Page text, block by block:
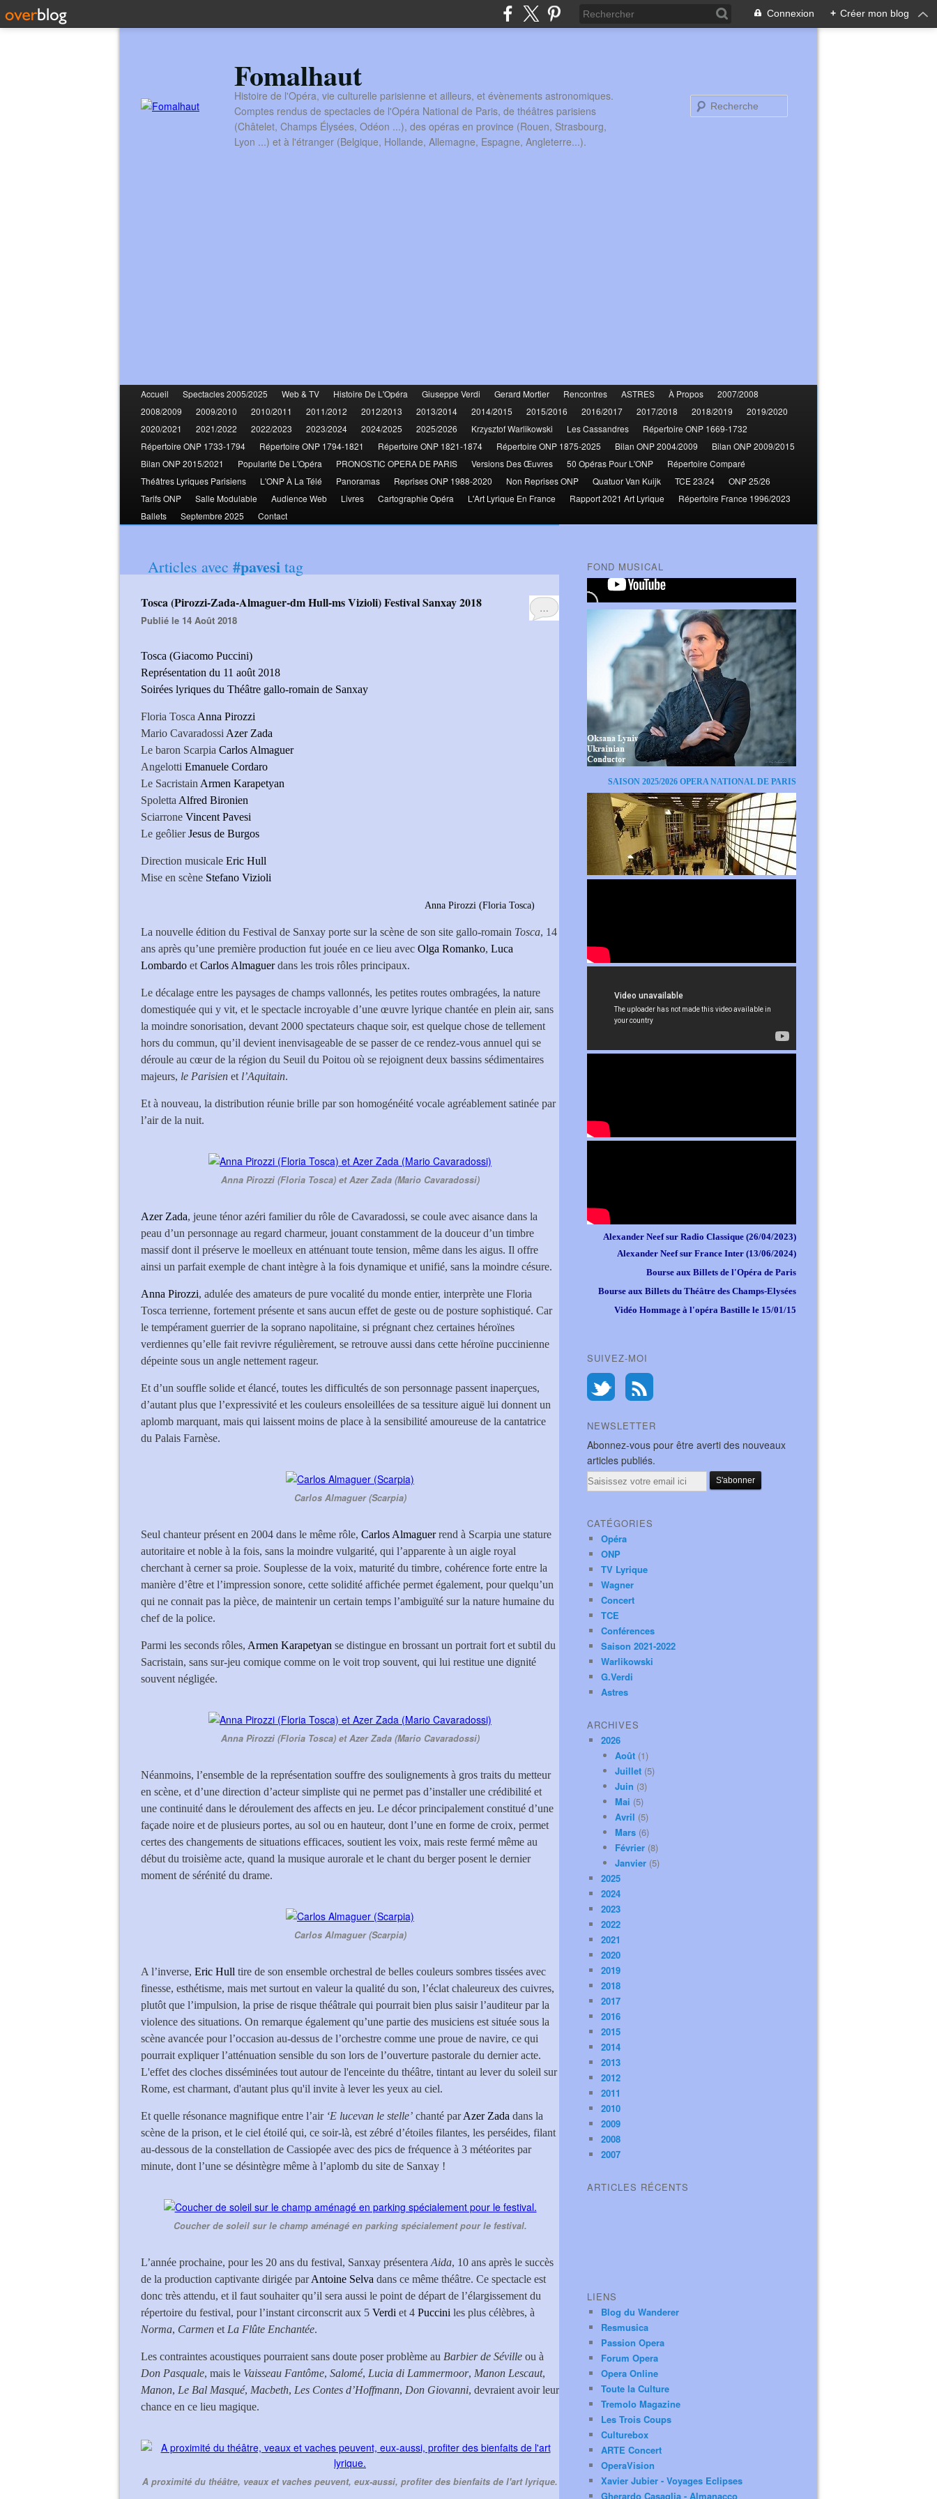
Connexion + Créer mon blog
Fomalhaut
Histoire de l'Opéra, vie culturelle parisienne et ailleurs, et évènements astronomiques.
Comptes rendus de spectacles de l'Opéra National de Paris, de théâtres parisiens
(Châtelet, Champs Élysées, Odéon ...), des opéras en province (Rouen, Strasbourg,
Lyon ...) et à l'étranger (Belgique, Hollande, Allemagne, Espagne, Angleterre...).
Accueil Spectacles 2005/2025 Web & TV Histoire De L'Opéra Giuseppe Verdi Gerard Mortier Rencontres ASTRES À Propos
2007/2008
2008/2009
2009/2010 2010/2011 2011/2012 2012/2013 2013/2014 2014/2015 2015/2016 2016/2017 2017/2018 2018/2019
2019/2020
2020/2021
2021/2022 2022/2023 2023/2024 2024/2025 2025/2026 Krzysztof Warlikowski Les Cassandres
Répertoire ONP 1669-1732
Répertoire ONP 1733-1794
Répertoire ONP 1794-1821 Répertoire ONP 1821-1874 Répertoire ONP 1875-2025 Bilan ONP 2004/2009
Bilan ONP 2009/2015
Bilan ONP 2015/2021
Popularité De L'Opéra PRONOSTIC OPERA DE PARIS Versions Des Œuvres 50 Opéras Pour L'ONP
Répertoire Comparé
Théâtres Lyriques Parisiens
L'ONP À La Télé Panoramas Reprises ONP 1988-2020 Non Reprises ONP Quatuor Van Kuijk TCE 23/24
ONP 25/26
Tarifs ONP
Salle Modulable Audience Web Livres Cartographie Opéra L'Art Lyrique En France Rapport 2021 Art Lyrique
Répertoire France 1996/2023
Ballets
Septembre 2025 Contact
Articles avec #pavesi tag
…
Tosca (Pirozzi-Zada-Almaguer-dm Hull-ms Vizioli) Festival Sanxay 2018
Publié le 14 Août 2018
Tosca (Giacomo Puccini)
Représentation du 11 août 2018
Soirées lyriques du Théâtre gallo-romain de Sanxay
Floria Tosca Anna Pirozzi
Mario Cavaradossi Azer Zada
Le baron Scarpia Carlos Almaguer
Angelotti Emanuele Cordaro
Le Sacristain Armen Karapetyan
Spoletta Alfred Bironien
Sciarrone Vincent Pavesi
Le geôlierJesus de Burgos
Direction musicale Eric Hull
Mise en scène Stefano Vizioli
Anna Pirozzi (Floria Tosca)
La nouvelle édition du Festival de Sanxay porte sur la scène de son site gallo-romain Tosca, 14
ans après qu’une première production fut jouée en ce lieu avec Olga Romanko, Luca
Lombardo et Carlos Almaguerdans les trois rôles principaux.
Le décalage entre les paysages de champs vallonnés, les petites routes ombragées, la nature
domestiquée qui y vit, et le spectacle incroyable d’une œuvre lyrique chantée en plein air, sans
la moindre sonorisation, devant 2000 spectateurs chaque soir, est quelque chose de tellement
hors du commun, qu’il devient inenvisageable de se passer de ce rendez-vous annuel qui se
déroule au cœur de la région du Seuil du Poitou où se rejoignent deux bassins sédimentaires
majeurs, le Parisien et l’Aquitain.
Et à nouveau, la distribution réunie brille par son homogénéité vocale agréablement satinée par
l’air de la nuit.
Anna Pirozzi (Floria Tosca) et Azer Zada (Mario Cavaradossi)
Azer Zada, jeune ténor azéri familier du rôle de Cavaradossi, se coule avec aisance dans la
peau d’un personnage au regard charmeur, jouant constamment de la douceur d’un timbre
massif dont il préserve le moelleux en atténuant toute tension, même dans les aigus. Il offre
ainsi un parfait exemple de chant intègre à la fois dynamique et unifié, sans la moindre césure.
Anna Pirozzi, adulée des amateurs de pure vocalité du monde entier, interprète une Floria
Tosca terrienne, fortement présente et sans aucun effet de geste ou de posture sophistiqué. Car
le tempérament guerrier de la soprano napolitaine, si prégnant chez certaines héroïnes
verdiennes qu’elle fait revivre régulièrement, se retrouve aussi dans cette héroïne puccinienne
dépeinte sous un angle nettement rageur.
Et d’un souffle solide et élancé, toutes les difficultés de son personnage passent inaperçues,
d’autant plus que l’expressivité et les couleurs ensoleillées de sa tessiture aiguë lui donnent un
aplomb marquant, mais qui laissent moins de place à la sensibilité amoureuse de la cantatrice
du Palais Farnèse.
Carlos Almaguer (Scarpia)
Seul chanteur présent en 2004 dans le même rôle, Carlos Almaguerrend à Scarpia une stature
autoritaire et noble à la fois, sans la moindre vulgarité, qui l’apparente à un aigle royal
cherchant à cerner sa proie. Souplesse de la voix, maturité du timbre, cohérence forte entre la
manière d’être et l’impression sonore, cette solidité affichée permet également, pour quelqu’un
qui ne connait pas la pièce, de maintenir un certain temps l’ambiguïté sur la nature humaine du
chef de la police.
Parmi les seconds rôles, Armen Karapetyan se distingue en brossant un portrait fort et subtil du
Sacristain, sans sur-jeu comique comme on le voit trop souvent, qui lui restitue une dignité
souvent négligée.
Anna Pirozzi (Floria Tosca) et Azer Zada (Mario Cavaradossi)
Néanmoins, l’ensemble de la représentation souffre des soulignements à gros traits du metteur
en scène, et d’une direction d’acteur simpliste qui ne permet pas d’installer une crédibilité et
une continuité dans le déroulement des affects en jeu. Le décor principalement constitué d’une
façade noire et de plusieurs portes, au sol ou en hauteur, dont l’une en forme de croix, permet
certes des changements de situations efficaces, soutient les voix, mais reste fermé même au
début du troisième acte, quand la musique aurorale et le chant du berger posent le dernier
moment de sérénité du drame.
Carlos Almaguer (Scarpia)
A l’inverse, Eric Hull tire de son ensemble orchestral de belles couleurs sombres tissées avec
finesse, esthétisme, mais met surtout en valeur la qualité du son, l’éclat chaleureux des cuivres,
plutôt que l’impulsion, la prise de risque théâtrale qui pourrait bien plus saisir l’auditeur par la
violence des situations. On remarque également qu’une partie des musiciens est située sous la
scène avancée pour l’occasion au-dessus de l’orchestre comme une proue de navire, ce qui
pourrait expliquer l’atténuation sensible du son lors de l’ouverture pastorale du dernier acte.
L'effet des cloches disséminées tout autour de l'enceinte du théâtre, tintant au lever du soleil sur
Rome, est charmant, d'autant plus qu'il invite à lever les yeux au ciel.
Et quelle résonance magnifique entre l’air ‘E lucevan le stelle’ chanté parAzer Zada dans la
scène de la prison, et le ciel étoilé qui, ce soir-là, est zébré d’étoiles filantes, les perséides, filant
au-dessous de la constellation de Cassiopée avec des pics de fréquence à 3 météorites par
minute, dont l’une se désintègre même à l’aplomb du site de Sanxay !
Coucher de soleil sur le champ aménagé en parking spécialement pour le festival.
L’année prochaine, pour les 20 ans du festival, Sanxay présentera Aida, 10 ans après le succès
de la production captivante dirigée parAntoine Selva dans ce même théâtre. Ce spectacle est
donc très attendu, et il faut souhaiter qu’il sera aussi le point de départ de l’élargissement du
répertoire du festival, pour l’instant circonscrit aux 5 Verdi et 4 Puccini les plus célèbres, à
Norma, Carmen et La Flûte Enchantée.
Les contraintes acoustiques pourraient sans doute poser problème au Barbier de Séville ou à
Don Pasquale, mais le Vaisseau Fantôme, Salomé, Lucia di Lammermoor, Manon Lescaut,
Manon, Le Bal Masqué, Macbeth, Les Contes d’Hoffmann, Don Giovanni, devraient avoir leur
chance en ce lieu magique.
A proximité du théâtre, veaux et vaches peuvent, eux-aussi, profiter des bienfaits de l'art lyrique.
FOND MUSICAL
SAISON 2025/2026 OPERA NATIONAL DE PARIS
Alexander Neef sur Radio Classique (26/04/2023)
Alexander Neef sur France Inter (13/06/2024)
Bourse aux Billets de l'Opéra de Paris
Bourse aux Billets du Théâtre des Champs-Elysées
Vidéo Hommage à l'opéra Bastille le 15/01/15
SUIVEZ-MOI
NEWSLETTER
Abonnez-vous pour être averti des nouveaux
articles publiés.
Email
CATÉGORIES
Opéra
ONP
TV Lyrique
Wagner
Concert
TCE
Conférences
Saison 2021-2022
Warlikowski
G.Verdi
Astres
ARCHIVES
2026
Août (1)
Juillet (5)
Juin (3)
Mai (5)
Avril (5)
Mars (6)
Février (8)
Janvier (5)
2025
2024
2023
2022
2021
2020
2019
2018
2017
2016
2015
2014
2013
2012
2011
2010
2009
2008
2007
ARTICLES RÉCENTS
LIENS
Blog du Wanderer
Resmusica
Passion Opera
Forum Opera
Opera Online
Toute la Culture
Tremolo Magazine
Les Trois Coups
Culturebox
ARTE Concert
OperaVision
Xavier Jubier - Voyages Eclipses
Gherardo Casaglia - Almanacco